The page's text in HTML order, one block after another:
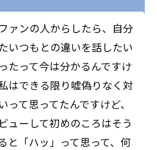
ァンの人からしたら、自分
いつもとの違いを話したい
たって今は分かるんですけ
はできる限り嘘偽りなく対
って思ってたんですけど、
ューして初めのころはそう
と「ハッ」って思って、何